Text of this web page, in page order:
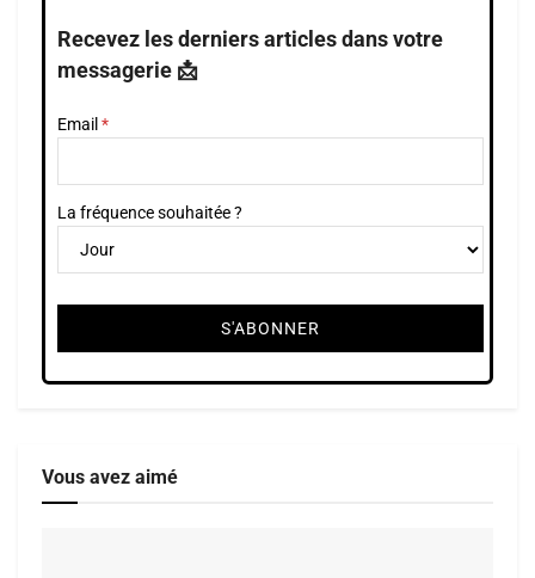
Recevez les derniers articles dans votre
messagerie 📩
Email
La fréquence souhaitée ?
Vous avez aimé